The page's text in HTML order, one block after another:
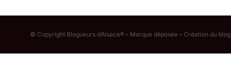
© Copyright Blogueurs d’Alsace® – Marque déposée – Création du blog